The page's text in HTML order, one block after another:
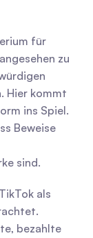
für
angesehen zu
Hier kommt
ins Spiel.
Beweise
sind.
als
bezahlte